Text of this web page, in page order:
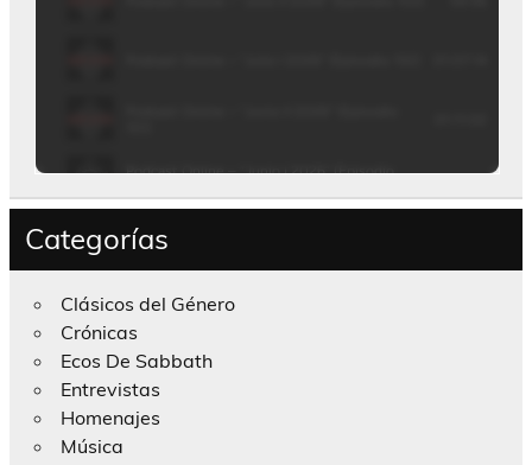
Categorías
Clásicos del Género
Crónicas
Ecos De Sabbath
Entrevistas
Homenajes
Música